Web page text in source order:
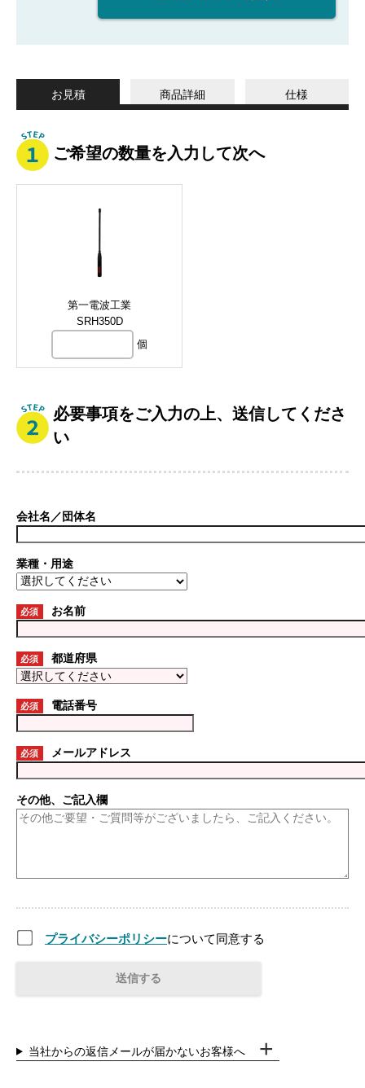
お見積 商品詳細 仕様
ご希望の数量を入力して次へ
第一電波工業
SRH350D
個
必要事項をご入力の上、送信してくださ
い
会社名／団体名
業種・用途
必須 お名前
必須 都道府県
必須 電話番号
必須 メールアドレス
その他、ご記入欄
プライバシーポリシーについて同意する
当社からの返信メールが届かないお客様へ